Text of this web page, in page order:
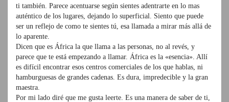
ti también. Parece acentuarse según sientes adentrarte en lo mas
auténtico de los lugares, dejando lo superficial. Siento que puede
ser un reflejo de como te sientes tú, esa llamada a mirar más allá de
lo aparente.
Dicen que es África la que llama a las personas, no al revés, y
parece que te está empezando a llamar. África es la «esencia». Allí
es difícil encontrar esos centros comerciales de los que hablas, ni
hamburguesas de grandes cadenas. Es dura, impredecible y la gran
maestra.
Por mi lado diré que me gusta leerte. Es una manera de saber de ti,